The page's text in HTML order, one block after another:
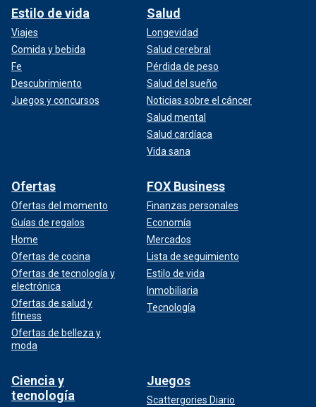
Estilo de vida
Viajes
Comida y bebida
Fe
Descubrimiento
Juegos y concursos
Salud
Longevidad
Salud cerebral
Pérdida de peso
Salud del sueño
Noticias sobre el cáncer
Salud mental
Salud cardíaca
Vida sana
Ofertas
Ofertas del momento
Guías de regalos
Home
Ofertas de cocina
Ofertas de tecnología y
electrónica
Ofertas de salud y
fitness
Ofertas de belleza y
moda
FOX Business
Finanzas personales
Economía
Mercados
Lista de seguimiento
Estilo de vida
Inmobiliaria
Tecnología
Ciencia y
tecnología
Juegos
Scattergories Diario